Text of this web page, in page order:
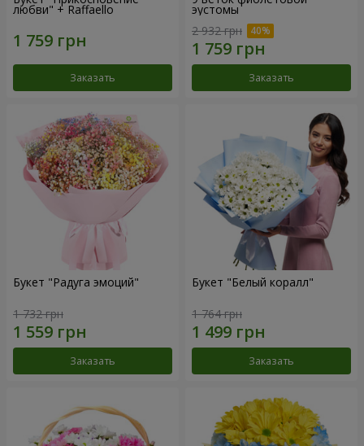
любви" + Raffaello
Заказать
эустомы
2 932 грн
Заказать
Букет "Радуга эмоций"
1 732 грн
Заказать
Букет "Белый коралл"
1 764 грн
Заказать